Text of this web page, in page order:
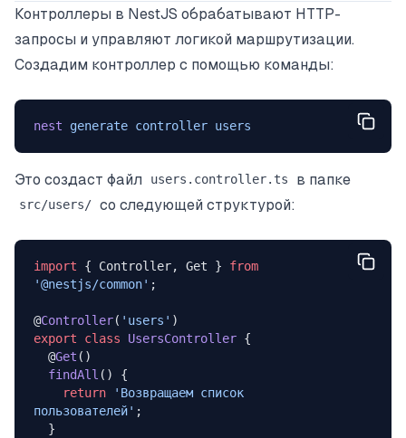
Контроллеры в NestJS обрабатывают HTTP-
запросы и управляют логикой маршрутизации.
Создадим контроллер с помощью команды:
nest generate controller users
Это создаст файл users.controller.ts в папке
src/users/ со следующей структурой:
import { Controller, Get } from
'@nestjs/common' ;
@Controller( 'users' )
export class UsersController {
  @
Get ()
  findAll
() {
    return
'Возвращаем список
пользователей' ;
  }